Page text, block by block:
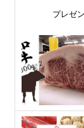
プレゼ